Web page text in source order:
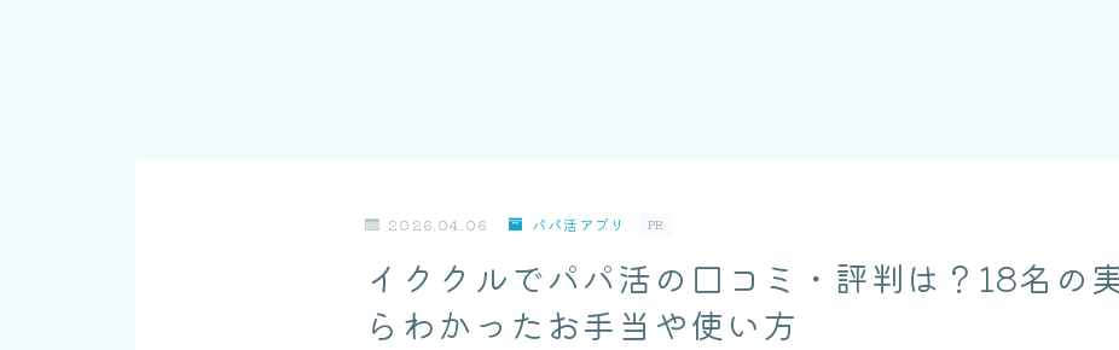
2026.04.06 パパ活アプリ PR
イククルでパパ活の口コミ・評判は？18名の
らわかったお手当や使い方